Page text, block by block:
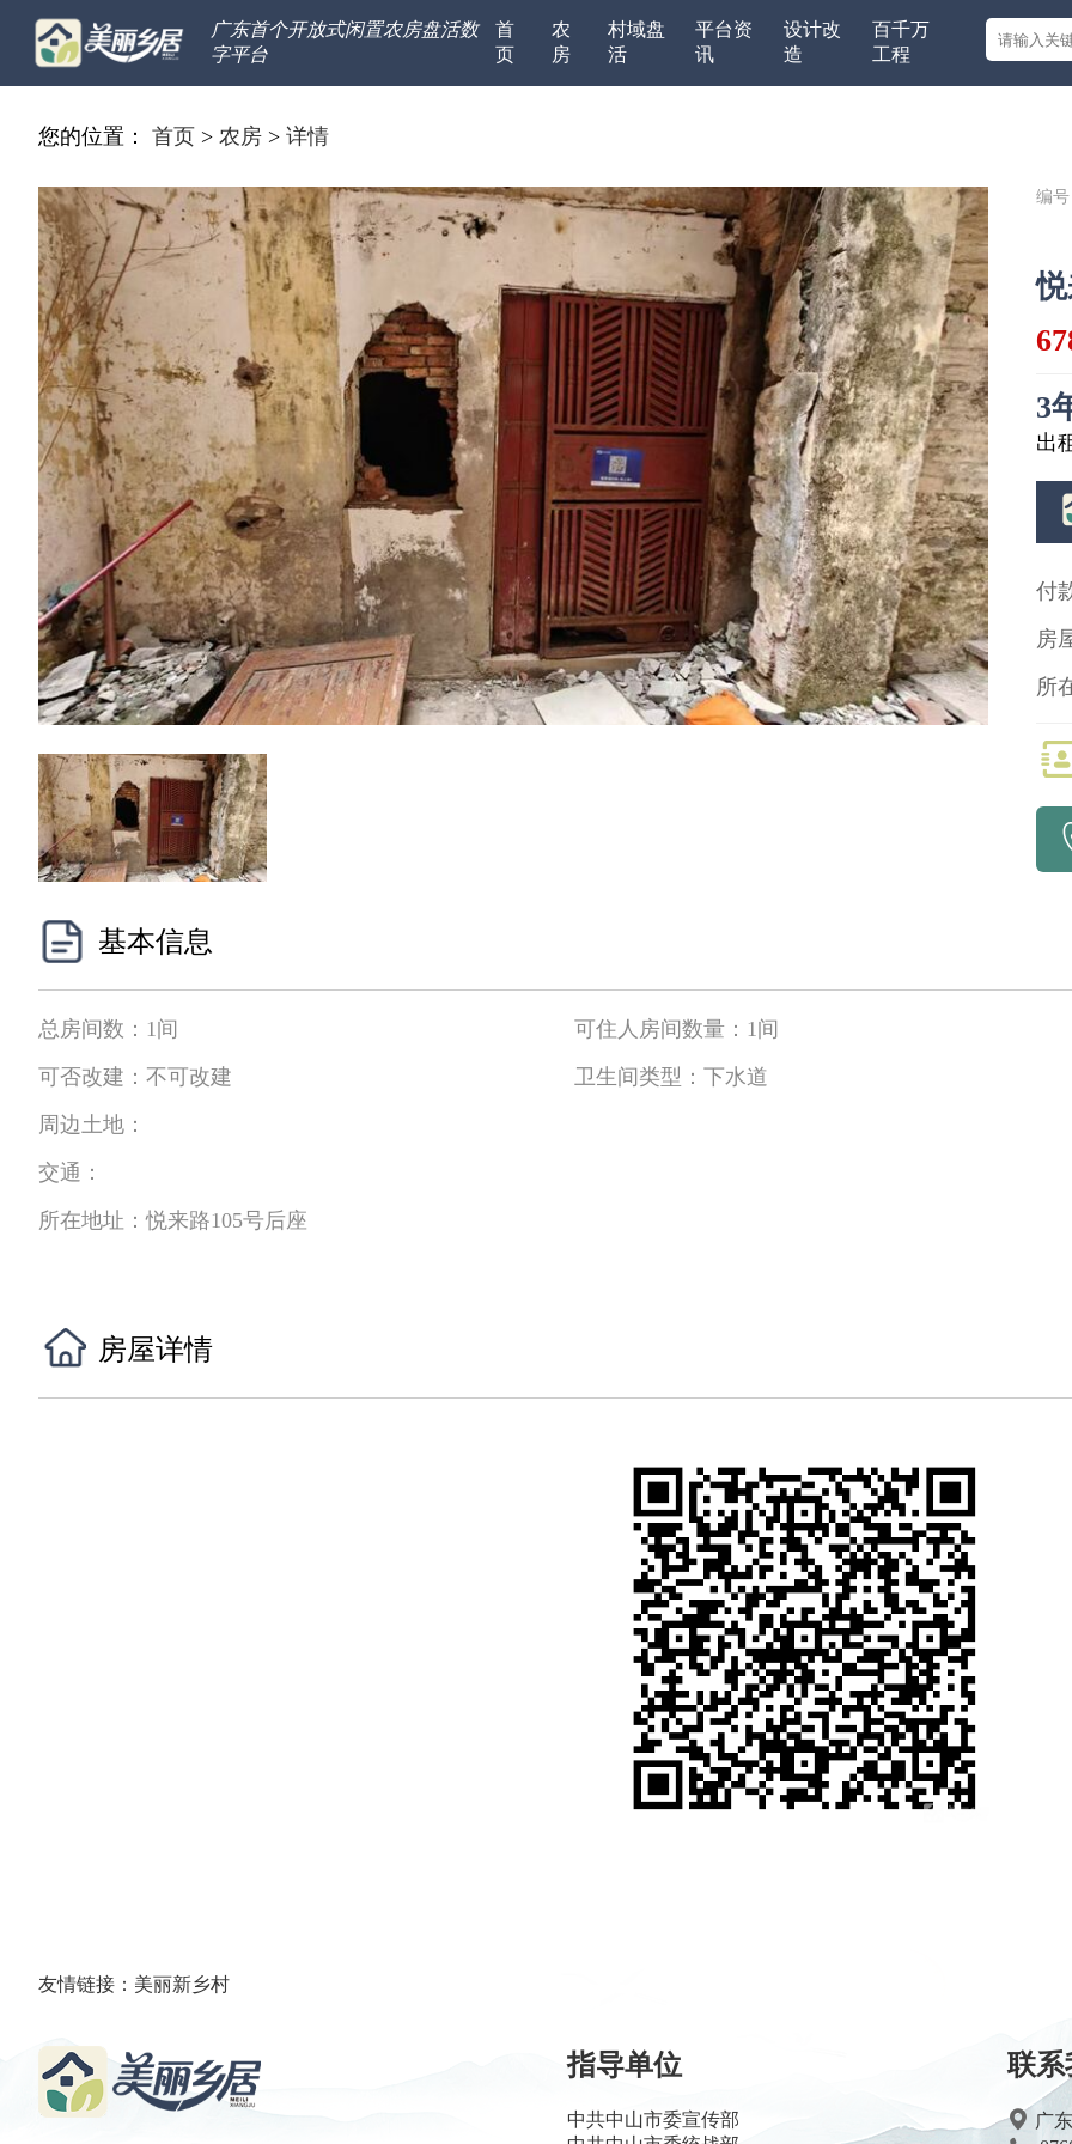
广东首个开放式闲置农房盘活数
字平台
首
页
农
房
村域盘
活
平台资
讯
设计改
造
百千万
工程
您的位置： 首页 > 农房 > 详情
编号
3
出
付
房
所
基本信息
总房间数： 1间 可住人房间数量： 1间
可否改建： 不可改建 卫生间类型： 下水道
周边土地：
交通：
所在地址：悦来路105号后座
房屋详情
友情链接： 美丽新乡村
指导单位
中共中山市委宣传部
联系
广